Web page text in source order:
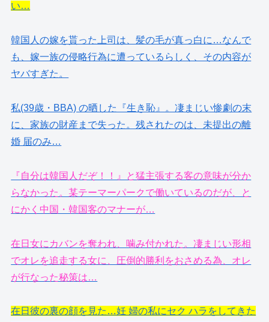
い…
韓国人の嫁を貰った上司は、髪の毛が真っ白に…なんで
も、嫁一族の侵略行為に遭っているらしく、その内容が
ヤバすぎた。
私(39歳・BBA) の晒した『生き恥』。凄まじい惨劇の末
に、家族の財産まで失った。残されたのは、未提出の離
婚 届のみ…
『自分は韓国人だぞ！！』と猛主張する客の意味が分か
らなかった。某テーマーパークで働いているのだが、と
にかく中国・韓国客のマナーが…
在日女にカバンを奪われ、噛み付かれた。凄まじい形相
でオレを追走する女に、圧倒的勝利をおさめる為、オレ
が行なった秘策は…
在日彼の裏の顔を見た…妊 婦の私にセク ハラをしてきた